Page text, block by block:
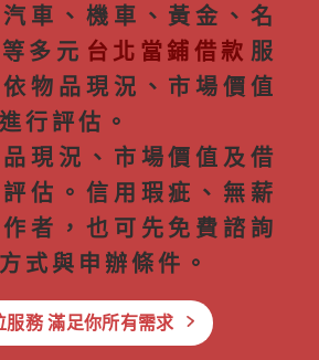
車、機車、黃金、名
多元 台北當鋪借款 服
物品現況、市場價值
行評估。
現況、市場價值及借
估。信用瑕疵、無薪
者，也可先免費諮詢
式與申辦條件。
服務 滿足你所有需求